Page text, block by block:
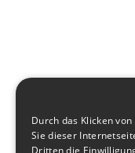
Durch das Klicken
Sie dieser
Dritten die